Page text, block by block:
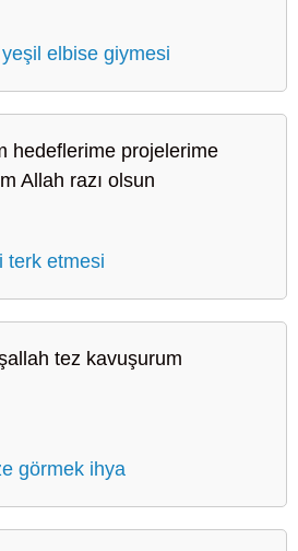
elbise giymesi
hedeflerime projelerime
Allah razı olsun
terk etmesi
tez kavuşurum
görmek ihya